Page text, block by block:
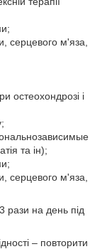
серцевого м'яза,
остеохондрозі і
та ін);
серцевого м'яза,
3 рази на день під
– повторити